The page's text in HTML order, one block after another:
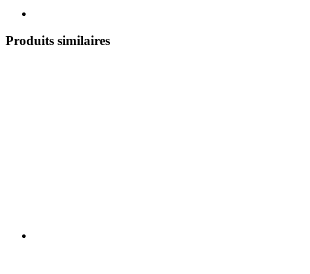
Produits similaires